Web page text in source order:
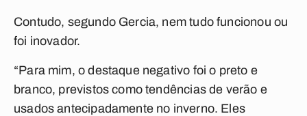
Contudo, segundo Gercia, nem tudo funcionou ou
foi inovador.
“Para mim, o destaque negativo foi o preto e
branco, previstos como tendências de verão e
usados antecipadamente no inverno. Eles